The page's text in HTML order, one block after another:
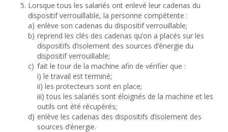
Lorsque tous les salariés ont enlevé leur cadenas du
dispositif verrouillable, la personne compétente :
a) enlève son cadenas du dispositif verrouillable;
b) reprend les clés des cadenas qu’on a placés sur les
dispositifs d’isolement des sources d’énergie du
dispositif verrouillable;
c) fait le tour de la machine afin de vérifier que :
i) le travail est terminé;
ii) les protecteurs sont en place;
iii) tous les salariés sont éloignés de la machine et les
outils ont été récupérés;
d) enlève les cadenas des dispositifs d’isolement des
sources d’énergie.